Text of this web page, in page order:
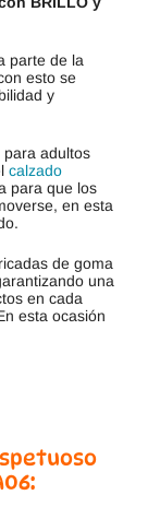
parte de la
esto se
y
adultos
calzado
para que los
en esta
de goma
una
en cada
esta ocasión